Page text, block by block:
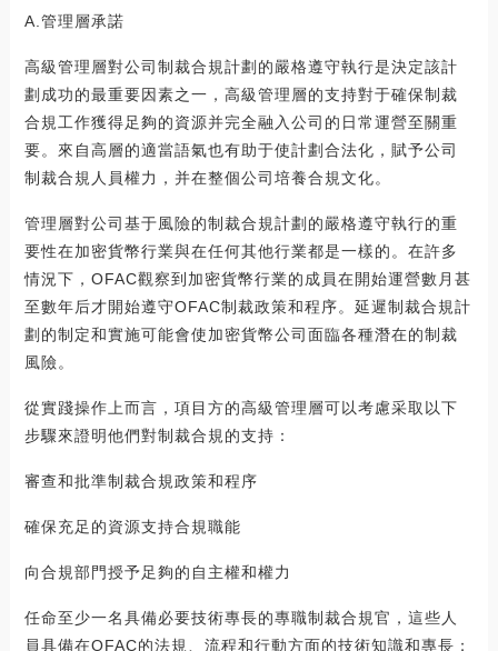
A.管理層承諾
高級管理層對公司制裁合規計劃的嚴格遵守執行是決定該計
劃成功的最重要因素之一，高級管理層的支持對于確保制裁
合規工作獲得足夠的資源并完全融入公司的日常運營至關重
要。來自高層的適當語氣也有助于使計劃合法化，賦予公司
制裁合規人員權力，并在整個公司培養合規文化。
管理層對公司基于風險的制裁合規計劃的嚴格遵守執行的重
要性在加密貨幣行業與在任何其他行業都是一樣的。在許多
情況下，OFAC觀察到加密貨幣行業的成員在開始運營數月甚
至數年后才開始遵守OFAC制裁政策和程序。延遲制裁合規計
劃的制定和實施可能會使加密貨幣公司面臨各種潛在的制裁
風險。
從實踐操作上而言，項目方的高級管理層可以考慮采取以下
步驟來證明他們對制裁合規的支持：
審查和批準制裁合規政策和程序
確保充足的資源支持合規職能
向合規部門授予足夠的自主權和權力
任命至少一名具備必要技術專長的專職制裁合規官，這些人
員具備在OFAC的法規、流程和行動方面的技術知識和專長；